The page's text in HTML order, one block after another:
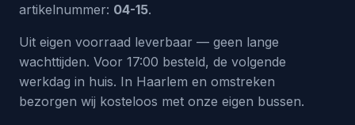
artikelnummer: 04-15.
Uit eigen voorraad leverbaar — geen lange
wachttijden. Voor 17:00 besteld, de volgende
werkdag in huis. In Haarlem en omstreken
bezorgen wij kosteloos met onze eigen bussen.